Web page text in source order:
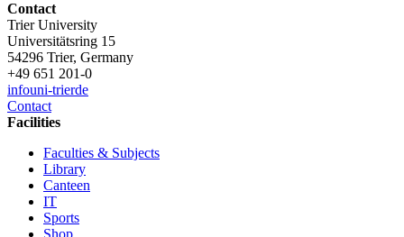
Contact
Trier University
Universitätsring 15
54296 Trier, Germany
+49 651 201-0
infouni-trierde
Contact
Facilities
Faculties & Subjects
Library
Canteen
IT
Sports